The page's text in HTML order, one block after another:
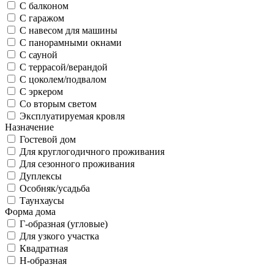
С балконом
С гаражом
С навесом для машины
С панорамными окнами
С сауной
С террасой/верандой
С цоколем/подвалом
С эркером
Со вторым светом
Эксплуатируемая кровля
Назначение
Гостевой дом
Для круглогодичного проживания
Для сезонного проживания
Дуплексы
Особняк/усадьба
Таунхаусы
Форма дома
Г-образная (угловые)
Для узкого участка
Квадратная
Н-образная